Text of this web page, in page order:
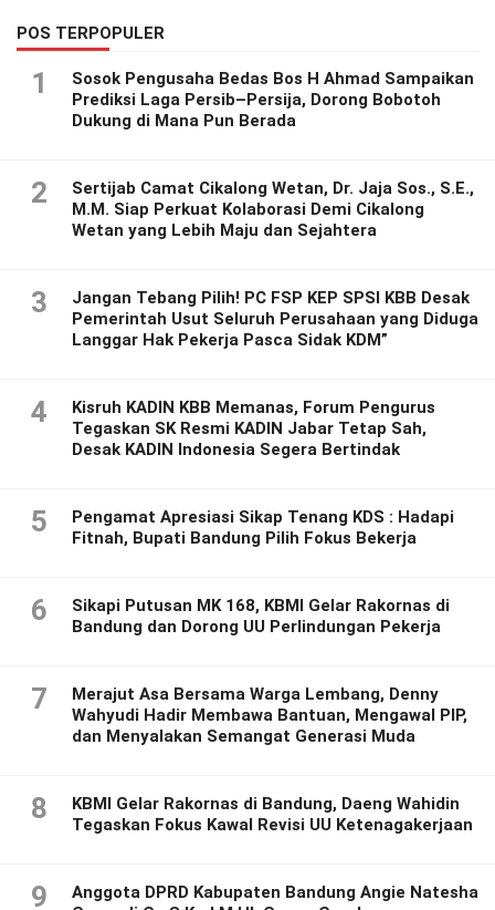
POS TERPOPULER
1
Sosok Pengusaha Bedas Bos H Ahmad Sampaikan
Prediksi Laga Persib–Persija, Dorong Bobotoh
Dukung di Mana Pun Berada
2
Sertijab Camat Cikalong Wetan, Dr. Jaja Sos., S.E.,
M.M. Siap Perkuat Kolaborasi Demi Cikalong
Wetan yang Lebih Maju dan Sejahtera
3
Jangan Tebang Pilih! PC FSP KEP SPSI KBB Desak
Pemerintah Usut Seluruh Perusahaan yang Diduga
Langgar Hak Pekerja Pasca Sidak KDM”
4
Kisruh KADIN KBB Memanas, Forum Pengurus
Tegaskan SK Resmi KADIN Jabar Tetap Sah,
Desak KADIN Indonesia Segera Bertindak
5
Pengamat Apresiasi Sikap Tenang KDS : Hadapi
Fitnah, Bupati Bandung Pilih Fokus Bekerja
6
Sikapi Putusan MK 168, KBMI Gelar Rakornas di
Bandung dan Dorong UU Perlindungan Pekerja
7
Merajut Asa Bersama Warga Lembang, Denny
Wahyudi Hadir Membawa Bantuan, Mengawal PIP,
dan Menyalakan Semangat Generasi Muda
8
KBMI Gelar Rakornas di Bandung, Daeng Wahidin
Tegaskan Fokus Kawal Revisi UU Ketenagakerjaan
9
Anggota DPRD Kabupaten Bandung Angie Natesha